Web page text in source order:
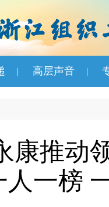
| 高层声音 |
康推动
人一榜